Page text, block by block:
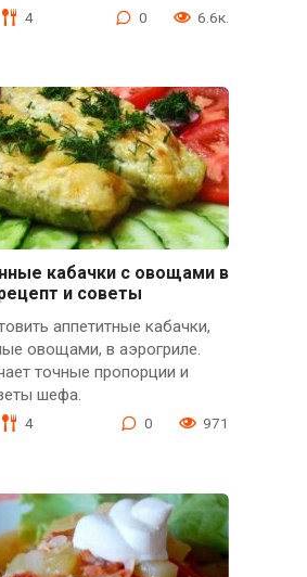
4 0 6.6к.
кабачки с овощами в
и советы
аппетитные кабачки,
овощами, в аэрогриле.
точные пропорции и
шефа.
4 0 971